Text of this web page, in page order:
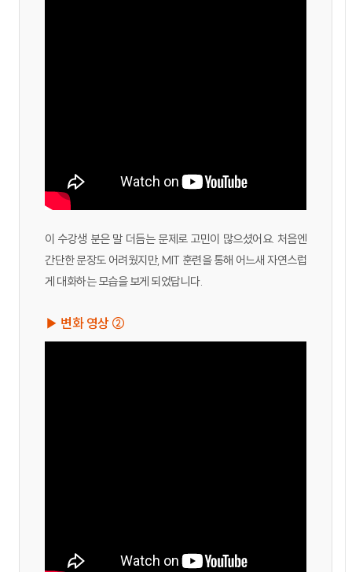
이 수강생 분은 말 더듬는 문제로 고민이 많으셨어요. 처음엔
간단한 문장도 어려웠지만, MIT 훈련을 통해 어느새 자연스럽
게 대화하는 모습을 보게 되었답니다.
▶ 변화 영상 ②